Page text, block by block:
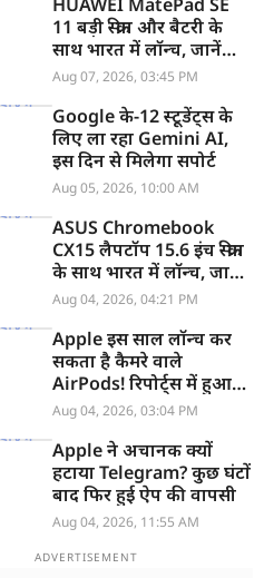
11 बड़ी स्क्रीन और बैटरी के
साथ भारत में लॉन्च, जानें
कीमत
Aug 07, 2026, 03:45 PM
Google के-12 स्टूडेंट्स के
लिए ला रहा Gemini AI,
इस दिन से मिलेगा सपोर्ट
Aug 05, 2026, 10:00 AM
ASUS Chromebook
CX15 लैपटॉप 15.6 इंच स्क्रीन
के साथ भारत में लॉन्च, जानें
कीमत
Aug 04, 2026, 04:21 PM
Apple इस साल लॉन्च कर
सकता है कैमरे वाले
AirPods! रिपोर्ट्स में हुआ
खुलासा
Aug 04, 2026, 03:04 PM
Apple ने अचानक क्यों
हटाया Telegram? कुछ घंटों
बाद फिर हुई ऐप की वापसी
Aug 04, 2026, 11:55 AM